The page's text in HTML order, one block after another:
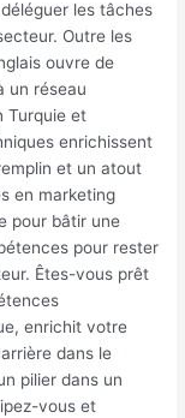
les tâches
Outre les
ouvre de
un réseau
Turquie et
enrichissent
et un atout
en marketing
pour bâtir une
pour rester
Êtes-vous prêt
enrichit votre
dans le
pilier dans un
vous et